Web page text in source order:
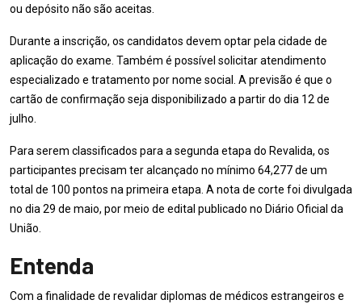
ou depósito não são aceitas.
Durante a inscrição, os candidatos devem optar pela cidade de
aplicação do exame. Também é possível solicitar atendimento
especializado e tratamento por nome social. A previsão é que o
cartão de confirmação seja disponibilizado a partir do dia 12 de
julho.
Para serem classificados para a segunda etapa do Revalida, os
participantes precisam ter alcançado no mínimo 64,277 de um
total de 100 pontos na primeira etapa. A nota de corte foi divulgada
no dia 29 de maio, por meio de edital publicado no Diário Oficial da
União.
Entenda
Com a finalidade de revalidar diplomas de médicos estrangeiros e